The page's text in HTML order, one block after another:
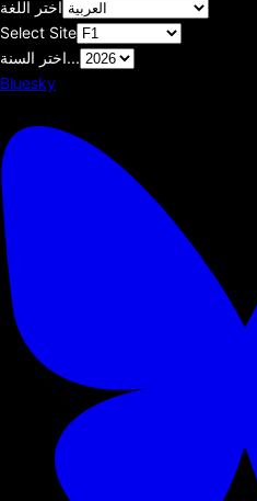
اختر اللغة
Select Site
اختر السنة...
Bluesky